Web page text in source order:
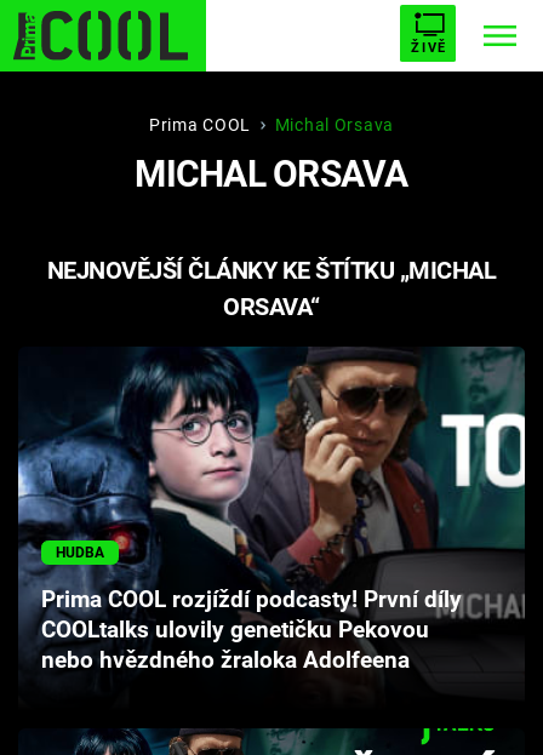
ŽIVĚ
STARHOUSE BUFFY, PŘEMOŽITELKA UPÍRŮ
PLNEJ KOTEL AVENGERS 5
Seriály
Hry
Cool Esport
Pořady
Sledujte prima+
Prima COOL Michal Orsava
MICHAL ORSAVA
NEJNOVĚJŠÍ ČLÁNKY KE ŠTÍTKU „MICHAL
ORSAVA“
HUDBA
Prima COOL rozjíždí podcasty! První díly
COOLtalks ulovily genetičku Pekovou
nebo hvězdného žraloka Adolfeena